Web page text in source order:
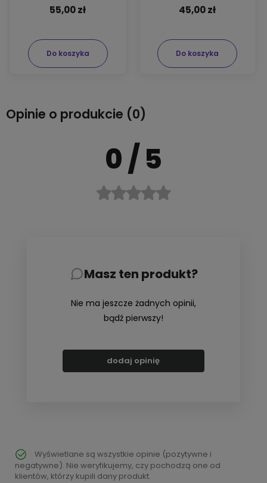
55,00 zł
Do koszyka
45,00 zł
Do koszyka
Opinie o produkcie (0)
0/ 5
Masz ten produkt?
Nie ma jeszcze żadnych opinii,
bądź pierwszy!
dodaj opinię
Wyświetlane są wszystkie opinie (pozytywne i
negatywne). Nie weryfikujemy, czy pochodzą one od
klientów, którzy kupili dany produkt.